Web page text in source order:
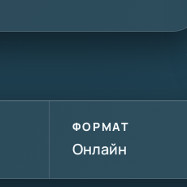
ФОРМАТ
Онлайн